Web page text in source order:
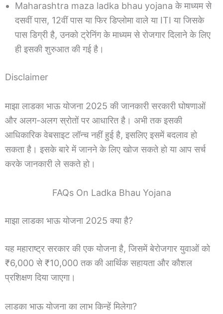
Maharashtra maza ladka bhau yojana के माध्यम से
दसवीं पास, 12वीं पास या फिर डिप्लोमा वाले या ITI या जिसके
पास डिग्री है, उनको ट्रेनिंग के माध्यम से रोजगार दिलाने के लिए
ही इसकी शुरुआत की गई है।
Disclaimer
माझा लाडका भाऊ योजना 2025 की जानकारी सरकारी घोषणाओं
और अलग-अलग स्रोतों पर आधारित है। अभी तक इसकी
आधिकारिक वेबसाइट लॉन्च नहीं हुई है, इसलिए इसमें बदलाव हो
सकता है। इसके बारे में जानने के लिए खोज सकते हो या आप सर्च
करके जानकारी ले सकते हो।
FAQs On Ladka Bhau Yojana
माझा लाडका भाऊ योजना 2025 क्या है?
यह महाराष्ट्र सरकार की एक योजना है, जिसमें बेरोजगार युवाओं को
₹6,000 से ₹10,000 तक की आर्थिक सहायता और कौशल
प्रशिक्षण दिया जाएगा।
लाडका भाऊ योजना का लाभ किन्हें मिलेगा?